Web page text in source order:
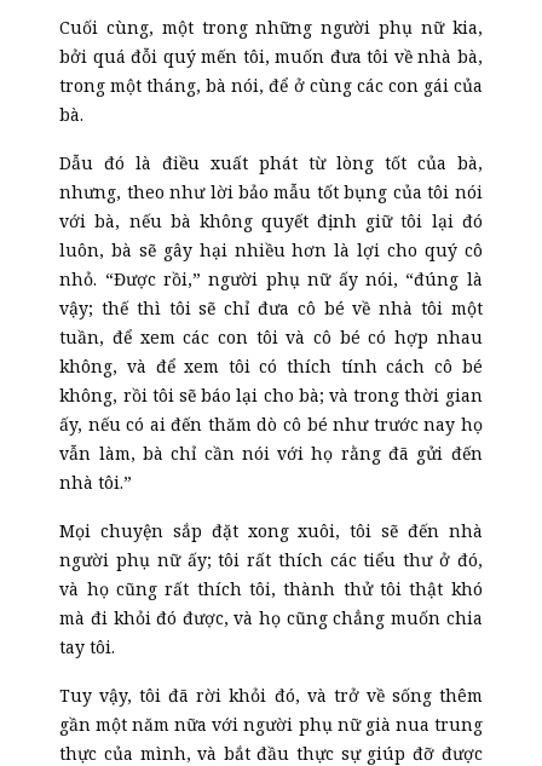
Cuối cùng, một trong những người phụ nữ kia,
bởi quá đỗi quý mến tôi, muốn đưa tôi về nhà bà,
trong một tháng, bà nói, để ở cùng các con gái của
bà.
Dẫu đó là điều xuất phát từ lòng tốt của bà,
nhưng, theo như lời bảo mẫu tốt bụng của tôi nói
với bà, nếu bà không quyết định giữ tôi lại đó
luôn, bà sẽ gây hại nhiều hơn là lợi cho quý cô
nhỏ. “Được rồi,” người phụ nữ ấy nói, “đúng là
vậy; thế thì tôi sẽ chỉ đưa cô bé về nhà tôi một
tuần, để xem các con tôi và cô bé có hợp nhau
không, và để xem tôi có thích tính cách cô bé
không, rồi tôi sẽ báo lại cho bà; và trong thời gian
ấy, nếu có ai đến thăm dò cô bé như trước nay họ
vẫn làm, bà chỉ cần nói với họ rằng đã gửi đến
nhà tôi.”
Mọi chuyện sắp đặt xong xuôi, tôi sẽ đến nhà
người phụ nữ ấy; tôi rất thích các tiểu thư ở đó,
và họ cũng rất thích tôi, thành thử tôi thật khó
mà đi khỏi đó được, và họ cũng chẳng muốn chia
tay tôi.
Tuy vậy, tôi đã rời khỏi đó, và trở về sống thêm
gần một năm nữa với người phụ nữ già nua trung
thực của mình, và bắt đầu thực sự giúp đỡ được